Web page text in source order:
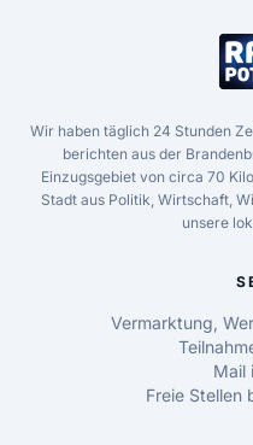
Wir haben täglich 24 Stunden
berichten aus der
Einzugsgebiet von circa 70
Stadt aus Politik, Wirtschaft,
unsere
Vermarktung,
Mail
Freie Stellen